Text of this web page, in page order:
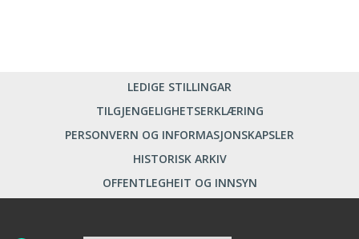
LEDIGE STILLINGAR
TILGJENGELIGHETSERKLÆRING
PERSONVERN OG INFORMASJONSKAPSLER
HISTORISK ARKIV
OFFENTLEGHEIT OG INNSYN